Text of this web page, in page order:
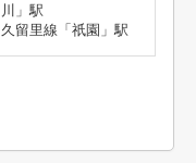
川」駅
久留里線「祇園」駅